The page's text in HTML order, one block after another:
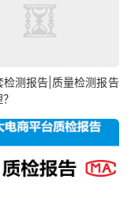
检测报告|质量检测报告